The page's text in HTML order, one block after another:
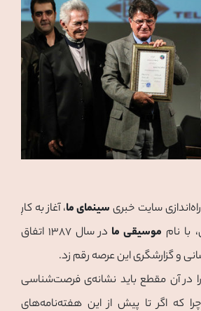
سایت خبری سینمای ما، آغاز به کارِ
با نام موسیقی ما
در سال ۱۳۸۷ اتفاق
و گزارشگری این عرصه رقم زد.
را در آن مقطع باید نشانه‌ی فرصت‌شناسی
چرا که اگر تا پیش از این هفته‌نامه‌های